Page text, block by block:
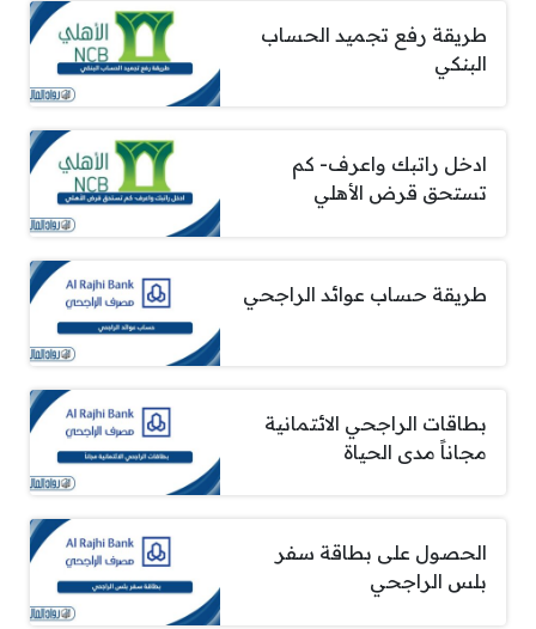
طريقة رفع تجميد الحساب
البنكي
ادخل راتبك واعرف- كم
تستحق قرض الأهلي
طريقة حساب عوائد الراجحي
بطاقات الراجحي الائتمانية
مجاناً مدى الحياة
الحصول على بطاقة سفر
بلس الراجحي